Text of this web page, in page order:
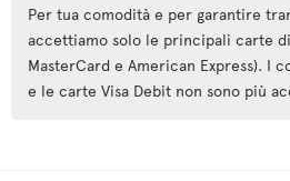
Per tua comodità e per garantire
accettiamo solo le principali carte
MasterCard e American Express). I
e le carte Visa Debit non sono più